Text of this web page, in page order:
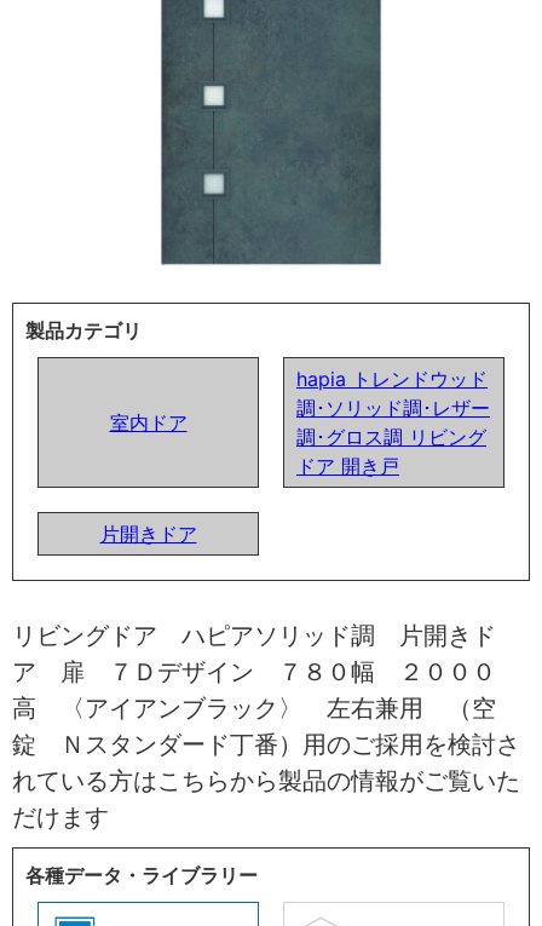
製品カテゴリ
室内ドア
hapia トレンドウッド
調･ソリッド調･レザー
調･グロス調 リビング
ドア 開き戸
片開きドア
リビングドア ハピアソリッド調 片開きド
ア 扉 ７Ｄデザイン ７８０幅 ２０００
高 〈アイアンブラック〉 左右兼用 （空
錠 Ｎスタンダード丁番）用のご採用を検討さ
れている方はこちらから製品の情報がご覧いた
だけます
各種データ・ライブラリー